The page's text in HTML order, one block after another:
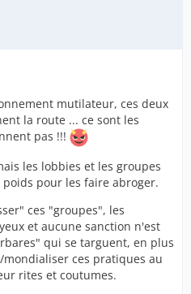
mutilateur, ces deux
la route ... ce sont les
pas !!!
les lobbies et les groupes
pour les faire abroger.
ces "groupes", les
et aucune sanction n'est
qui se targuent, en plus
ces pratiques au
rites et coutumes.